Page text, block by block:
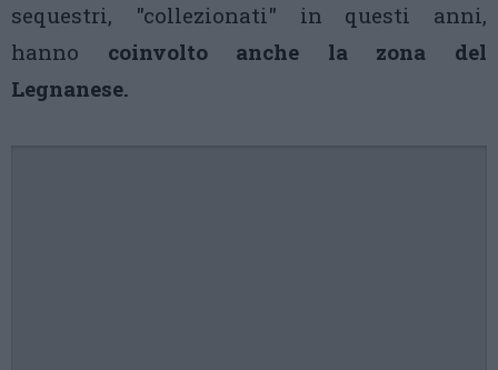
sequestri, "collezionati" in questi anni,
hanno coinvolto anche la zona del
Legnanese.